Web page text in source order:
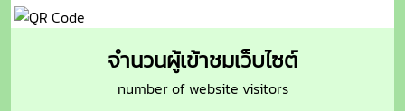
จำนวนผู้เข้าชมเว็บไซต์
number of website visitors